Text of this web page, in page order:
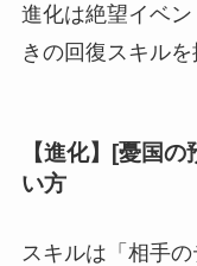
進化は絶望イベ
きの回復スキルを
【進化】[憂国
い方
スキルは「相手